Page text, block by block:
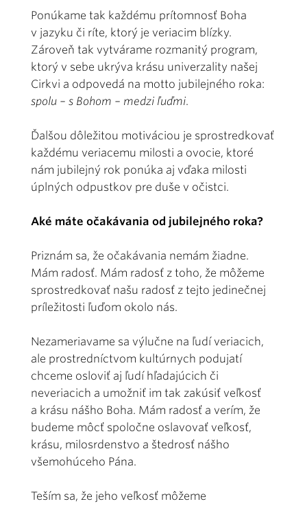
Ponúkame tak každému prítomnosť Boha
v jazyku či ríte, ktorý je veriacim blízky.
Zároveň tak vytvárame rozmanitý program,
ktorý v sebe ukrýva krásu univerzality našej
Cirkvi a odpovedá na motto jubilejného roka:
spolu – s Bohom – medzi ľuďmi.
Ďalšou dôležitou motiváciou je sprostredkovať
každému veriacemu milosti a ovocie, ktoré
nám jubilejný rok ponúka aj vďaka milosti
úplných odpustkov pre duše v očistci.
Aké máte očakávania od jubilejného roka?
Priznám sa, že očakávania nemám žiadne.
Mám radosť. Mám radosť z toho, že môžeme
sprostredkovať našu radosť z tejto jedinečnej
príležitosti ľuďom okolo nás.
Nezameriavame sa výlučne na ľudí veriacich,
ale prostredníctvom kultúrnych podujatí
chceme osloviť aj ľudí hľadajúcich či
neveriacich a umožniť im tak zakúsiť veľkosť
a krásu nášho Boha. Mám radosť a verím, že
budeme môcť spoločne oslavovať veľkosť,
krásu, milosrdenstvo a štedrosť nášho
všemohúceho Pána.
Teším sa, že jeho veľkosť môžeme